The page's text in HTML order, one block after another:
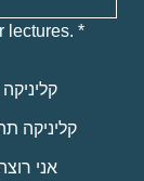
lectures. *
קליניקה
אני